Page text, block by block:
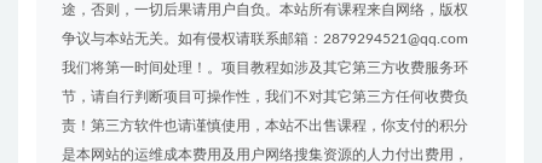
途，否则，一切后果请用户自负。本站所有课程来自网络，版权
争议与本站无关。如有侵权请联系邮箱：2879294521@qq.com
我们将第一时间处理！。项目教程如涉及其它第三方收费服务环
节，请自行判断项目可操作性，我们不对其它第三方任何收费负
责！第三方软件也请谨慎使用，本站不出售课程，你支付的积分
是本网站的运维成本费用及用户网络搜集资源的人力付出费用，